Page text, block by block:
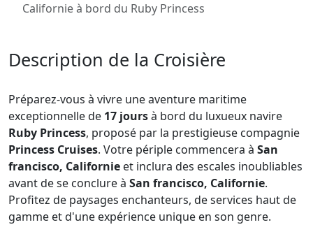
Californie à bord du Ruby Princess
Description de la Croisière
Préparez-vous à vivre une aventure maritime
exceptionnelle de 17 joursà bord du luxueux navire
Ruby Princess, proposé par la prestigieuse compagnie
Princess Cruises. Votre périple commencera à San
francisco, Californie et inclura des escales inoubliables
avant de se conclure à San francisco, Californie.
Profitez de paysages enchanteurs, de services haut de
gamme et d'une expérience unique en son genre.